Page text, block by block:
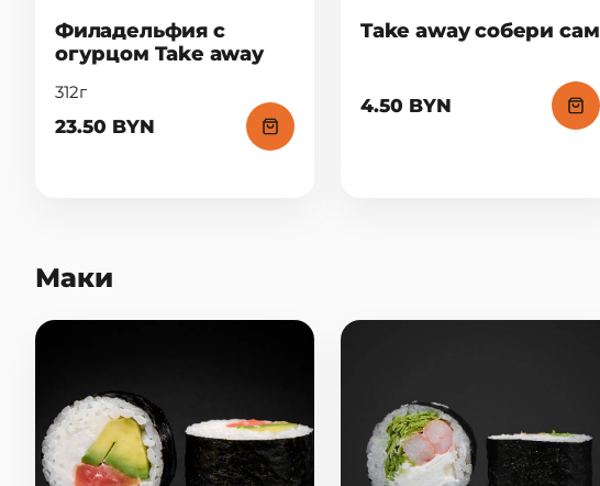
Филадельфия с
огурцом Take away
312г
23.50 BYN
Take away собери сам
4.50 BYN
Маки